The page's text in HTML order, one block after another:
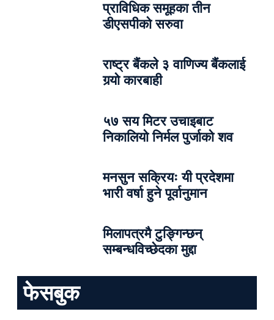
प्राविधिक समूहका तीन
डीएसपीको सरुवा
राष्ट्र बैंकले ३ वाणिज्य बैंकलाई
गर्‍यो कारबाही
५७ सय मिटर उचाइबाट
निकालियो निर्मल पुर्जाको शव
मनसुन सक्रियः यी प्रदेशमा
भारी वर्षा हुने पूर्वानुमान
मिलापत्रमै टुङ्गिन्छन्
सम्बन्धविच्छेदका मुद्दा
फेसबुक